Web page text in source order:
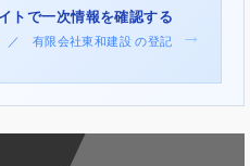
トで一次情報を確認する
／ 有限会社東和建設 の登記
→